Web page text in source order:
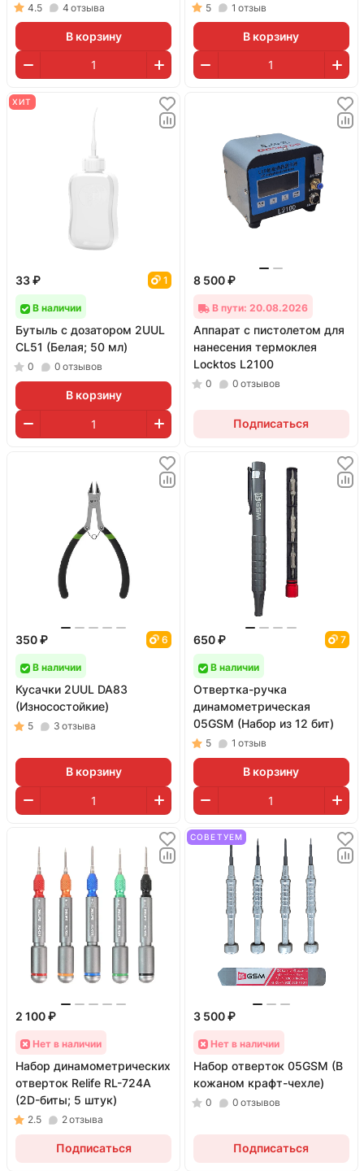
4.5 4 отзыва
В корзину
5 1 отзыв
В корзину
ХИТ
33 ₽ 1
В наличии
Бутыль с дозатором 2UUL
CL51 (Белая; 50 мл)
0 0 отзывов
В корзину
8 500 ₽
В пути: 20.08.2026
Аппарат с пистолетом для
нанесения термоклея
Locktos L2100
0 0 отзывов
Подписаться
350 ₽ 6
В наличии
Кусачки 2UUL DA83
(Износостойкие)
5 3 отзыва
В корзину
650 ₽ 7
В наличии
Отвертка-ручка
динамометрическая
05GSM (Набор из 12 бит)
5 1 отзыв
В корзину
2 100 ₽
Нет в наличии
Набор динамометрических
отверток Relife RL-724A
(2D-биты; 5 штук)
2.5 2отзыва
Подписаться
СОВЕТУЕМ
3 500 ₽
Нет в наличии
Набор отверток 05GSM (В
кожаном крафт-чехле)
0 0 отзывов
Подписаться